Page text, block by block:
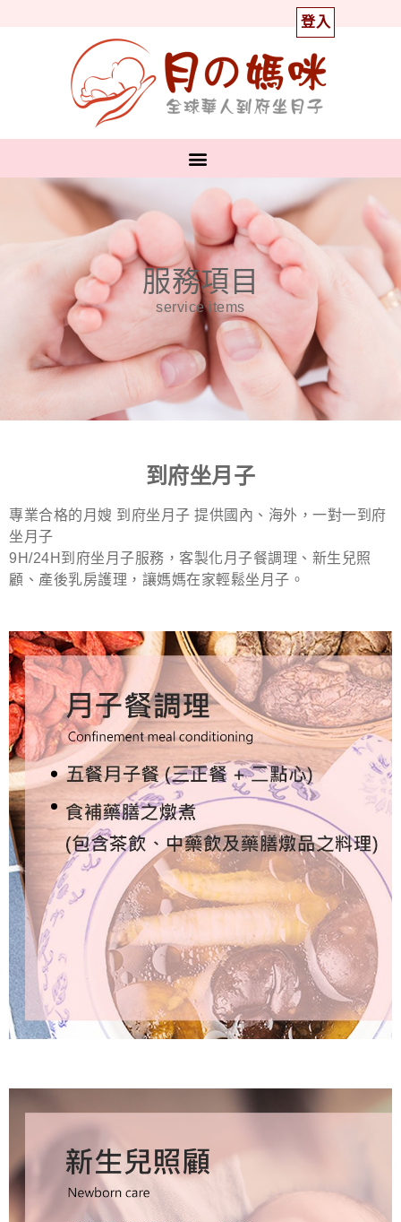
登入
服務項目
service items
到府坐月子
專業合格的月嫂 到府坐月子 提供國內、海外，一對一到府
坐月子
9H/24H到府坐月子服務，客製化月子餐調理、新生兒照
顧、產後乳房護理，讓媽媽在家輕鬆坐月子。